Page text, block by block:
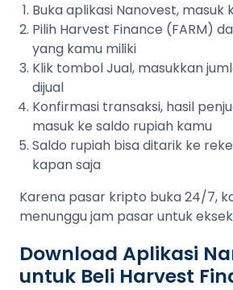
Buka aplikasi Nanovest, masuk
Pilih Harvest Finance (FARM)
yang kamu miliki
Klik tombol Jual, masukkan
dijual
Konfirmasi transaksi, hasil
masuk ke saldo rupiah kamu
Saldo rupiah bisa ditarik ke
kapan saja
Karena pasar kripto buka 24/7,
menunggu jam pasar untuk
Download Aplikasi
untuk Beli Harvest